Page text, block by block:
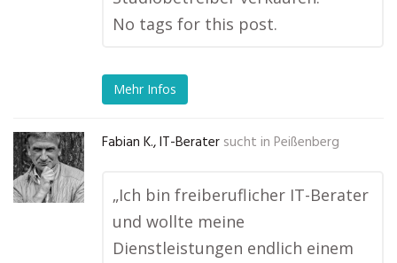
No tags for this post.
Mehr Infos
Fabian K., IT-Berater sucht in Peißenberg
„Ich bin freiberuflicher IT-Berater
und wollte meine
Dienstleistungen endlich einem